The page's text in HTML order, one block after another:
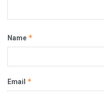
Name *
Email *